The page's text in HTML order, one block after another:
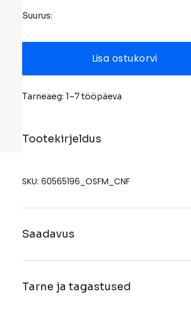
Suurus:
Lisa ostukorvi
Tarneaeg: 1–7 tööpäeva
Tootekirjeldus
SKU: 60565196_OSFM_CNF
Saadavus
Tarne ja tagastused